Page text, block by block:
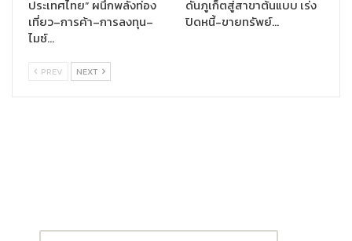
ประชุมระดับโลกสองรายการ คือ งานประชุมสามัญประจำปีของ
สมาคมการประชุมนานาชาติ หรืองาน ICCA Annual Congress 2023
the World Bank and the International Monetary Fund (IMF)
ประเทศไทย” ผนึกพลังท่อง
เที่ยว–การค้า–การลงทุน–
ไมซ์…
ดันภูเก็ตสู่สาขาต้นแบบ เร่ง
ปิดหนี้-ขายทรัพย์…
PREV NEXT